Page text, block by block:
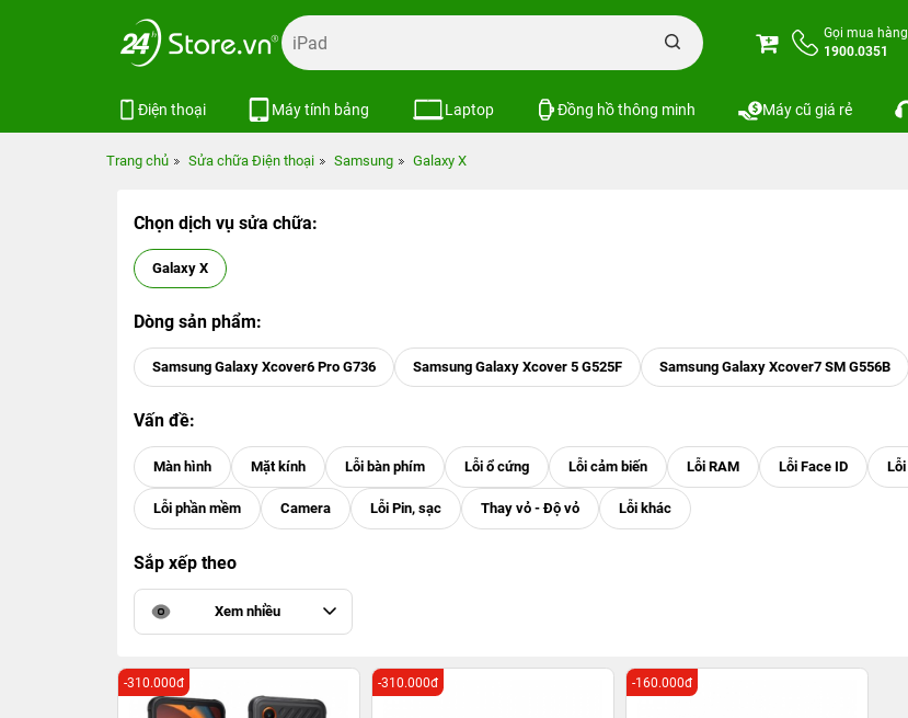
Gọi mua hàng
1900.0351
Điện thoại Máy tính bảng Laptop Đồng hồ thông minh Máy cũ giá rẻ
Trang chủ Sửa chữa Điện thoại Samsung Galaxy X
Chọn dịch vụ sửa chữa:
Galaxy X
Dòng sản phẩm:
Samsung Galaxy Xcover6 Pro G736 Samsung Galaxy Xcover 5 G525F Samsung Galaxy Xcover7 SM G556B
Vấn đề:
Sắp xếp theo
Xem nhiều
-310.000đ -310.000đ -160.000đ